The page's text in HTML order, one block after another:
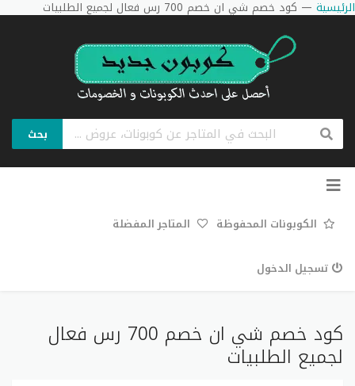
الرئيسية — كود خصم شي ان خصم 700 رس فعال لجميع الطلبيات
بحث
تخطي
الكوبونات المحفوظة المتاجر المفضلة
تسجيل الدخول
كود خصم شي ان خصم 700 رس فعال
لجميع الطلبيات